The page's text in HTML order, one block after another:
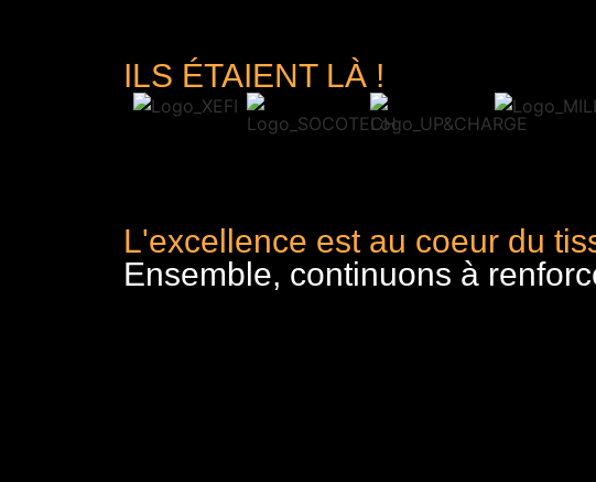
ILS ÉTAIENT LÀ !
L'excellence est au coeur du
Ensemble, continuons à